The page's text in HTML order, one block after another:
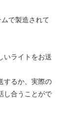
で製造されて
いライトをお送
するか、実際の
し合うことがで